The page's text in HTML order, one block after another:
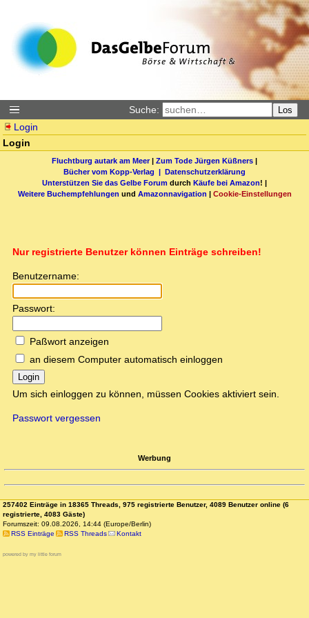
Suche: Los
Login
Login
Fluchtburg autark am Meer| Zum Tode Jürgen Küßners |
Bücher vom Kopp-Verlag | Datenschutzerklärung
Unterstützen Sie das Gelbe Forum durch Käufe bei Amazon! |
Weitere Buchempfehlungen und Amazonnavigation | Cookie-Einstellungen
Nur registrierte Benutzer können Einträge schreiben!
Benutzername:
Passwort:
Paßwort anzeigen
an diesem Computer automatisch einloggen
Login
Um sich einloggen zu können, müssen Cookies aktiviert sein.
Passwort vergessen
Werbung
257402 Einträge in 18365 Threads, 975 registrierte Benutzer, 4089 Benutzer online (6
registrierte, 4083 Gäste)
Forumszeit: 09.08.2026, 14:44 (Europe/Berlin)
RSS Einträge
RSS Threads Kontakt
powered by my little forum